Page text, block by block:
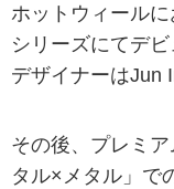
ホットウィール
シリーズにてデビ
デザイナーはJun
その後、プレミ
タル×メタル」で